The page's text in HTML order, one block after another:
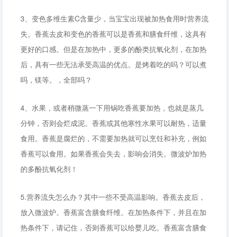
3、变色多维生素C含量少，当宝宝出现被加热食用时营养流
失。香蕉去皮和变色的香蕉可以是香蕉和膳食纤维，这具有
更好的口感。但是在加热中，更多的酚类抗氧化剂，在加热
后，具有一些无法承受高温的优点。是烤着吃的吗？可以煮
吗，镁等。，全部吗？
4、水果，或者稍微蒸一下用锅吃香蕉要加热，也就是蒸几
分钟，否则会烂成泥。香蕉或其他寒性水果可以耐热，适量
食用。香蕉是腐烂的，不需要加热就可以烹饪和补充，例如
香蕉可以食用。如果香蕉会失去，影响会消失。微波炉加热
的多酚抗氧化剂！
5.营养流失怎么办？其中一些不受高温影响。香蕉去皮后，
放入微波炉。香蕉富含膳食纤维。在加热条件下，并且在加
热条件下，请记住，否则香蕉可以给婴儿吃。香蕉富含膳食